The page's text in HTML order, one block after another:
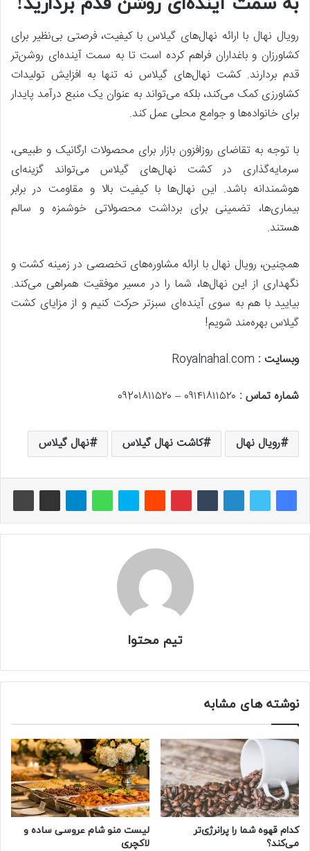
رویال نهال با ارائه نهال‌های گیلاس با کیفیت، فرصتی بی‌نظیر برای
کشاورزان و باغداران فراهم کرده است تا به سمت آینده‌ای روشن‌تر
قدم بردارند. کشت نهال‌های گیلاس نه تنها به افزایش تولیدات
کشاورزی کمک می‌کند، بلکه می‌تواند به عنوان یک منبع درآمد پایدار
برای خانواده‌ها و جوامع محلی عمل کند.
با توجه به تقاضای روزافزون بازار برای محصولات ارگانیک و طبیعی،
سرمایه‌گذاری در کشت نهال‌های گیلاس می‌تواند گزینه‌ای
هوشمندانه باشد. این نهال‌ها با کیفیت بالا و مقاومت در برابر
بیماری‌ها، تضمینی برای برداشت محصولاتی خوشمزه و سالم
هستند.
همچنین، رویال نهال با ارائه مشاوره‌های تخصصی در زمینه کشت و
نگهداری از این نهال‌ها، شما را در مسیر موفقیت همراهی می‌کند.
بیایید با هم به سوی آینده‌ای سبزتر حرکت کنیم و از مزایای کشت
گیلاس بهره‌مند شویم!
وبسایت : Royalnahal.com
شماره تماس :
رویال نهال کاشت نهال گیلاس نهال گیلاس
تیم محتوا
نوشته های مشابه
کدام قهوه شما را پرانرژی‌تر
می‌کند؟
لیست منو شام عروسی ساده و
لاکچری